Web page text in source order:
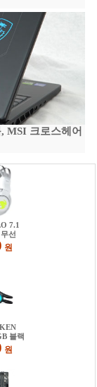
MSI 크로스헤어